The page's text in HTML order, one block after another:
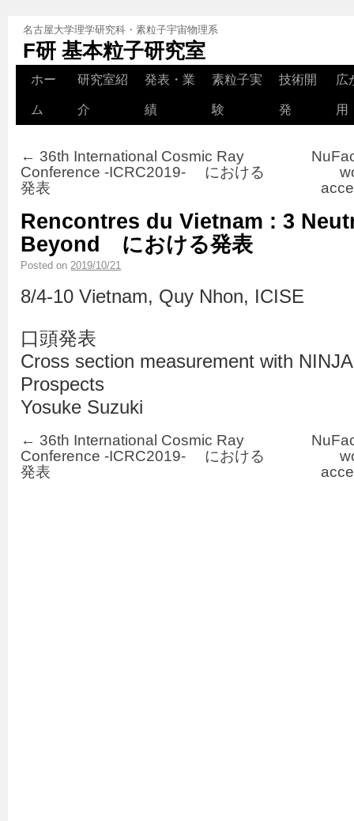
名古屋大学理学研究科・素粒子宇宙物理系
F研 基本粒子研究室
ホー
ム
研究室紹
介
発表・業
績
素粒子実
験
技術開
発
広
用
← 36th International Cosmic Ray
Conference -ICRC2019- における
発表
Rencontres du Vietnam : 3
Beyond における発表
Posted on 2019/10/21
8/4-10 Vietnam, Quy Nhon, ICISE
口頭発表
Cross section measurement with
Prospects
Yosuke Suzuki
← 36th International Cosmic Ray
Conference -ICRC2019- における
発表